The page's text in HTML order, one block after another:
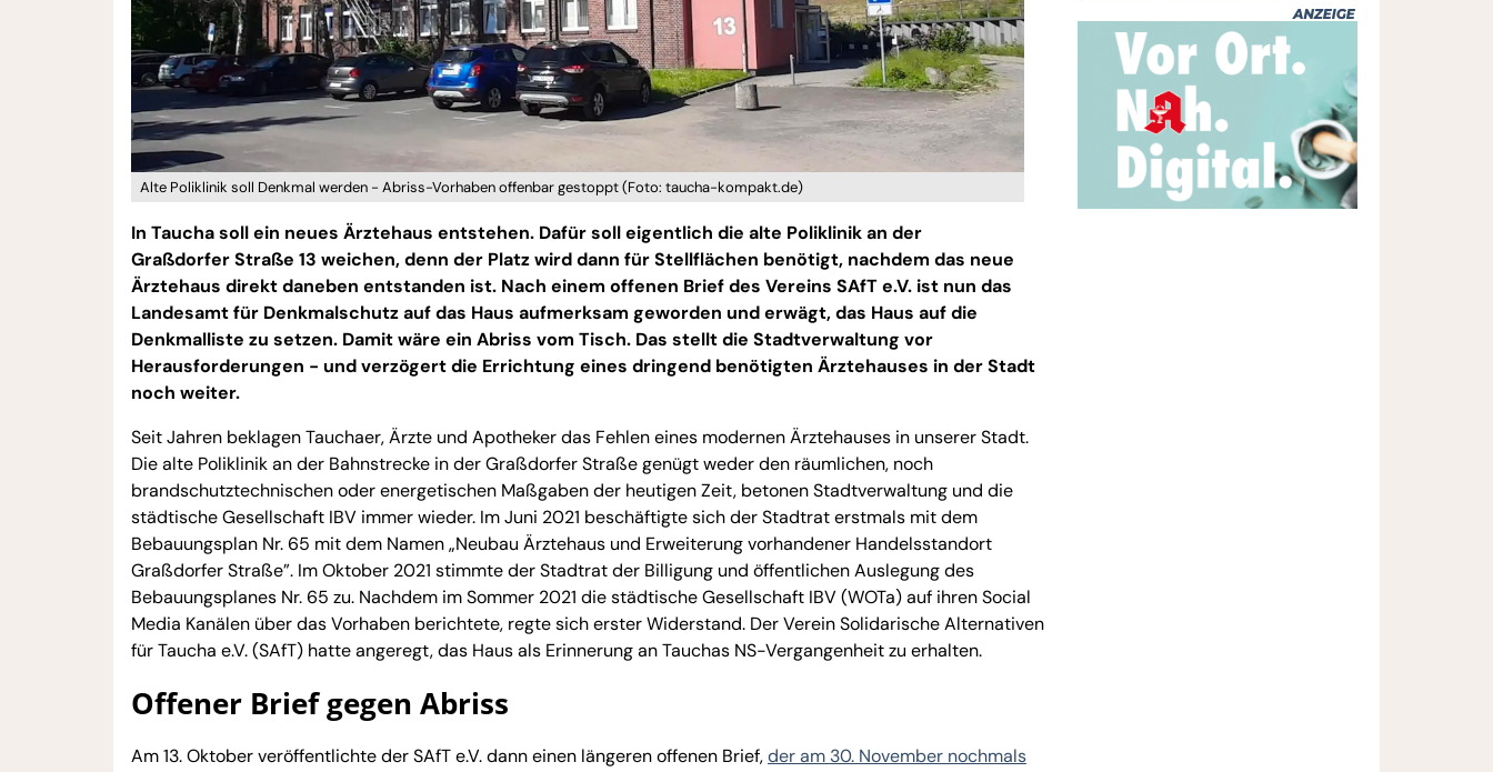
Alte Poliklinik soll Denkmal werden - Abriss-Vorhaben offenbar gestoppt (Foto: taucha-kompakt.de)
In Taucha soll ein neues Ärztehaus entstehen. Dafür soll eigentlich die alte Poliklinik an der
Graßdorfer Straße 13 weichen, denn der Platz wird dann für Stellflächen benötigt, nachdem das neue
Ärztehaus direkt daneben entstanden ist. Nach einem offenen Brief des Vereins SAfT e.V. ist nun das
Landesamt für Denkmalschutz auf das Haus aufmerksam geworden und erwägt, das Haus auf die
Denkmalliste zu setzen. Damit wäre ein Abriss vom Tisch. Das stellt die Stadtverwaltung vor
Herausforderungen - und verzögert die Errichtung eines dringend benötigten Ärztehauses in der Stadt
noch weiter.
Seit Jahren beklagen Tauchaer, Ärzte und Apotheker das Fehlen eines modernen Ärztehauses in unserer Stadt.
Die alte Poliklinik an der Bahnstrecke in der Graßdorfer Straße genügt weder den räumlichen, noch
brandschutztechnischen oder energetischen Maßgaben der heutigen Zeit, betonen Stadtverwaltung und die
städtische Gesellschaft IBV immer wieder. Im Juni 2021 beschäftigte sich der Stadtrat erstmals mit dem
Bebauungsplan Nr. 65 mit dem Namen „Neubau Ärztehaus und Erweiterung vorhandener Handelsstandort
Graßdorfer Straße”. Im Oktober 2021 stimmte der Stadtrat der Billigung und öffentlichen Auslegung des
Bebauungsplanes Nr. 65 zu. Nachdem im Sommer 2021 die städtische Gesellschaft IBV (WOTa) auf ihren Social
Media Kanälen über das Vorhaben berichtete, regte sich erster Widerstand. Der Verein Solidarische Alternativen
für Taucha e.V. (SAfT) hatte angeregt, das Haus als Erinnerung an Tauchas NS-Vergangenheit zu erhalten.
Offener Brief gegen Abriss
Am 13. Oktober veröffentlichte der SAfT e.V. dann einen längeren offenen Brief,der am 30. November nochmals